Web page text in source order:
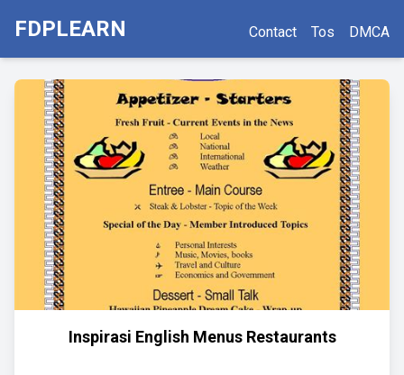
FDPLEARN Contact Tos DMCA
Inspirasi English Menus Restaurants